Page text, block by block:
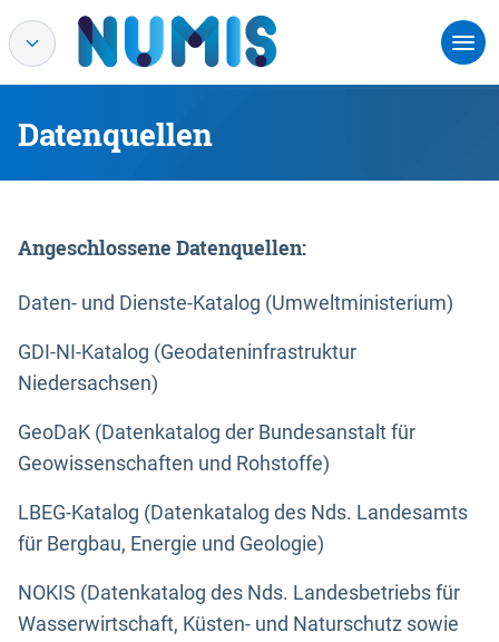
Datenquellen
Angeschlossene Datenquellen:
Daten- und Dienste-Katalog (Umweltministerium)
GDI-NI-Katalog (Geodateninfrastruktur
Niedersachsen)
GeoDaK (Datenkatalog der Bundesanstalt für
Geowissenschaften und Rohstoffe)
LBEG-Katalog (Datenkatalog des Nds. Landesamts
für Bergbau, Energie und Geologie)
NOKIS (Datenkatalog des Nds. Landesbetriebs für
Wasserwirtschaft, Küsten- und Naturschutz sowie